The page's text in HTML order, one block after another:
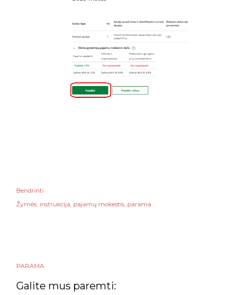
Bendrinti
Žymės: instrukcija pajamų mokestis parama
PARAMA
Galite mus paremti: